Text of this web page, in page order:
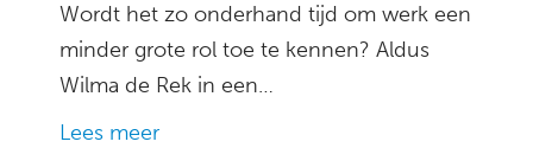
Wordt het zo onderhand tijd om werk een
minder grote rol toe te kennen? Aldus
Wilma de Rek in een…
Lees meer